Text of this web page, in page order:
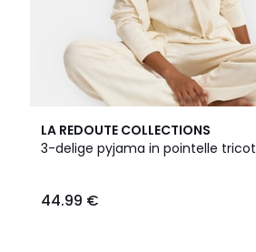
LA REDOUTE COLLECTIONS
3-delige pyjama in pointelle tricot
44.99 €
4.7
/ 5
2
Kleuren